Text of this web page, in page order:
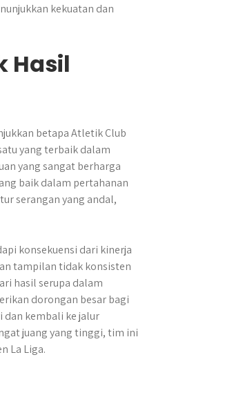
kekuatan dan
Hasil
betapa Atletik Club
yang terbaik dalam
yang sangat berharga
baik dalam pertahanan
serangan yang andal,
konsekuensi dari kinerja
tampilan tidak konsisten
hasil serupa dalam
dorongan besar bagi
dan kembali ke jalur
juang yang tinggi, tim ini
La Liga.